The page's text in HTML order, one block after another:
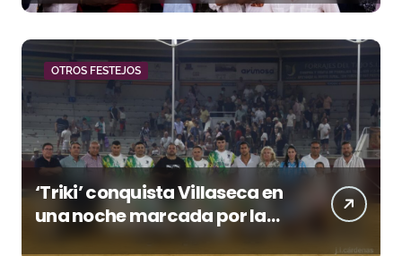
Morante
OTROS FESTEJOS
‘Triki’ conquista Villaseca en
una noche marcada por la
dureza de Monteviejo